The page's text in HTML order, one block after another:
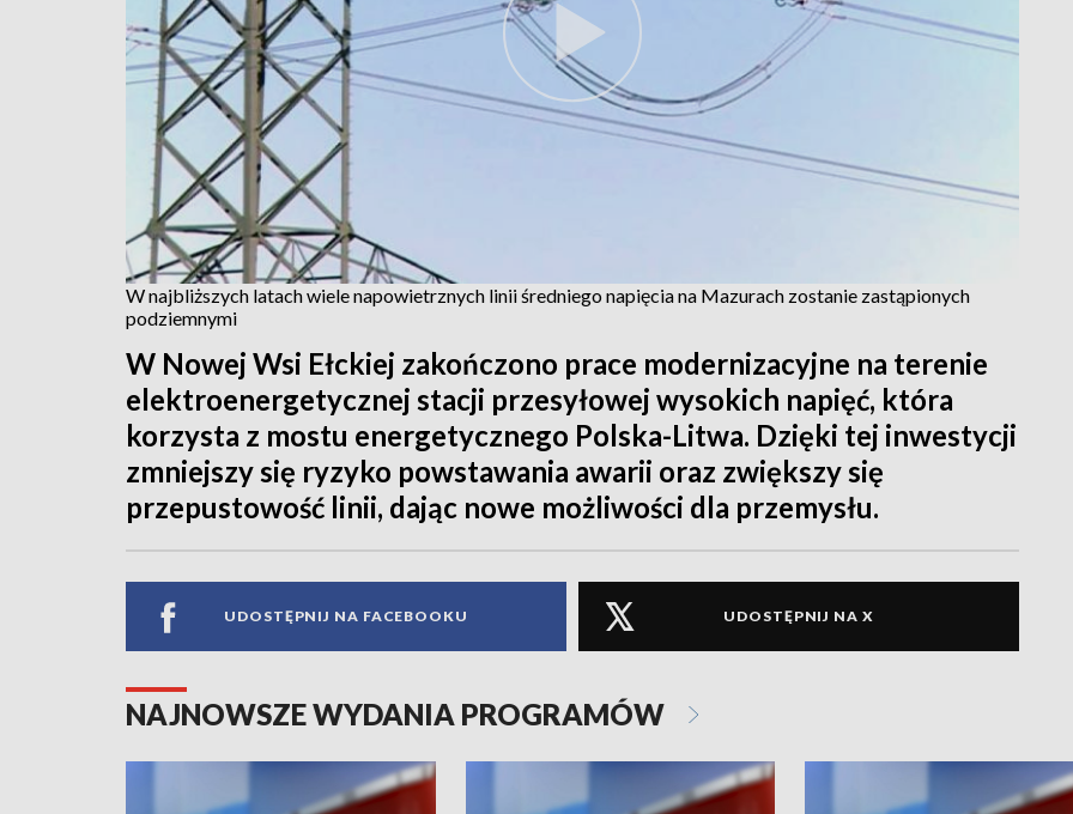
W najbliższych latach wiele napowietrznych linii średniego napięcia na Mazurach zostanie zastąpionych
podziemnymi
W Nowej Wsi Ełckiej zakończono prace modernizacyjne na terenie
elektroenergetycznej stacji przesyłowej wysokich napięć, która
korzysta z mostu energetycznego Polska-Litwa. Dzięki tej inwestycji
zmniejszy się ryzyko powstawania awarii oraz zwiększy się
przepustowość linii, dając nowe możliwości dla przemysłu.
UDOSTĘPNIJ NA FACEBOOKU UDOSTĘPNIJ NA X
NAJNOWSZE WYDANIA PROGRAMÓW